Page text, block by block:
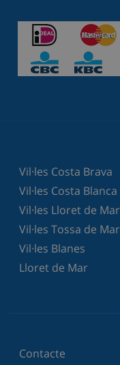
Vil·les Costa Brava
Vil·les Costa Blanca
Vil·les Lloret de Mar
Vil·les Tossa de Mar
Vil·les Blanes
Lloret de Mar
Contacte